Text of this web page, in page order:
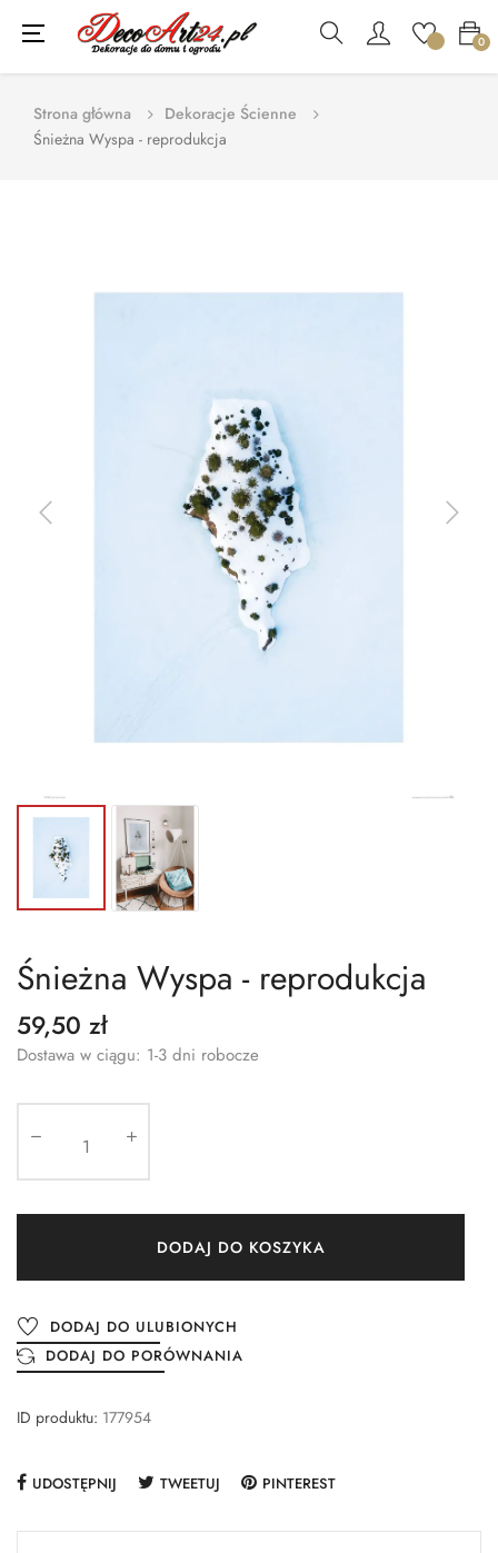
0
Toggle
navigation
☰
Strona główna
Dekoracje Ścienne
Śnieżna Wyspa - reprodukcja
Śnieżna Wyspa - reprodukcja
59,50 zł
Dostawa w ciągu: 1-3 dni robocze
DODAJ DO KOSZYKA
DODAJ DO ULUBIONYCH
DODAJ DO PORÓWNANIA
ID produktu: 177954
UDOSTĘPNIJ TWEETUJ PINTEREST